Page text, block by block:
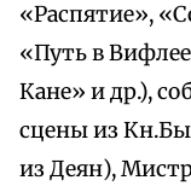
«Распятие»,
«Путь в
Кане» и др.),
сцены из
из Деян),